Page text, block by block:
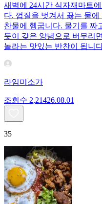
새벽에 24시간 식자재마트
다. 껍질을 벗겨서 끓는 물
찬물에 헹굽니다. 물기를 짜
듯이 갖은 양념으로 버무리
놀라는 맛있는 반찬이 됩니
라임미소가
조회수 2,21426.08.01
35